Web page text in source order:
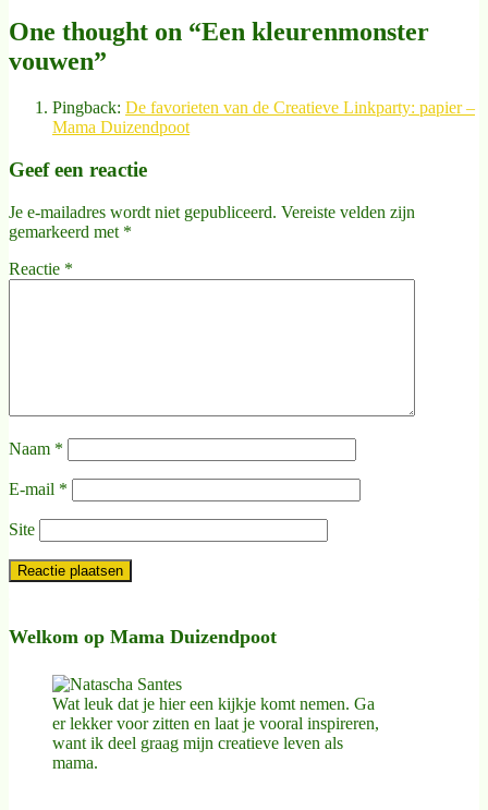
One thought on “Een kleurenmonster
vouwen”
Pingback: De favorieten van de Creatieve Linkparty: papier –
Mama Duizendpoot
Geef een reactie
Je e-mailadres wordt niet gepubliceerd. Vereiste velden zijn
gemarkeerd met *
Reactie *
Naam *
E-mail *
Site
Welkom op Mama Duizendpoot
Wat leuk dat je hier een kijkje komt nemen. Ga
er lekker voor zitten en laat je vooral inspireren,
want ik deel graag mijn creatieve leven als
mama.